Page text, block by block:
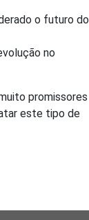
o futuro do
no
promissores
este tipo de